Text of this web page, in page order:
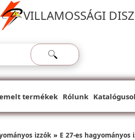
VILLAMOSSÁGI
termékek Rólunk
izzók E 27-es hagyományos